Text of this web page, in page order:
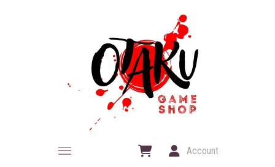
Account